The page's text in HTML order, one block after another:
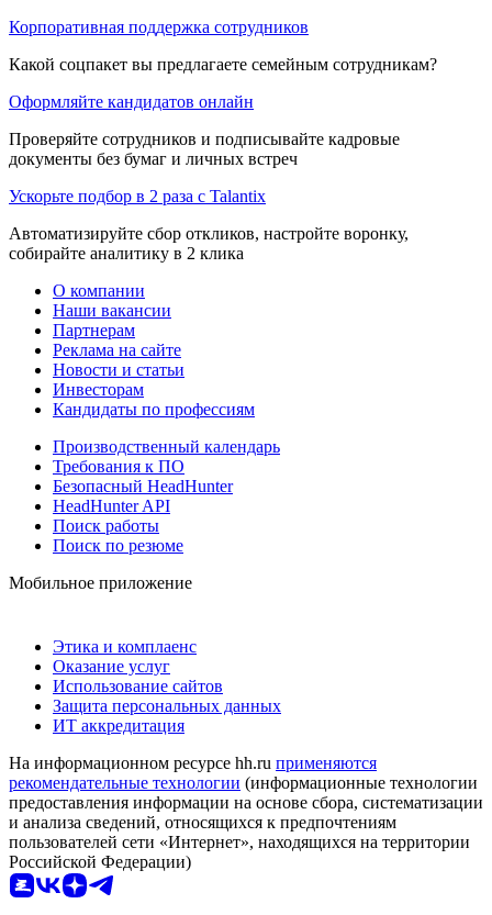
Корпоративная поддержка сотрудников
Какой соцпакет вы предлагаете семейным сотрудникам?
Оформляйте кандидатов онлайн
Проверяйте сотрудников и подписывайте кадровые
документы без бумаг и личных встреч
Ускорьте подбор в 2 раза с Talantix
Автоматизируйте сбор откликов, настройте воронку,
собирайте аналитику в 2 клика
О компании
Наши вакансии
Партнерам
Реклама на сайте
Новости и статьи
Инвесторам
Кандидаты по профессиям
Производственный календарь
Требования к ПО
Безопасный HeadHunter
HeadHunter API
Поиск работы
Поиск по резюме
Мобильное приложение
Этика и комплаенс
Оказание услуг
Использование сайтов
Защита персональных данных
ИТ аккредитация
На информационном ресурсе hh.ru применяются
рекомендательные технологии (информационные технологии
предоставления информации на основе сбора, систематизации
и анализа сведений, относящихся к предпочтениям
пользователей сети «Интернет», находящихся на территории
Российской Федерации)